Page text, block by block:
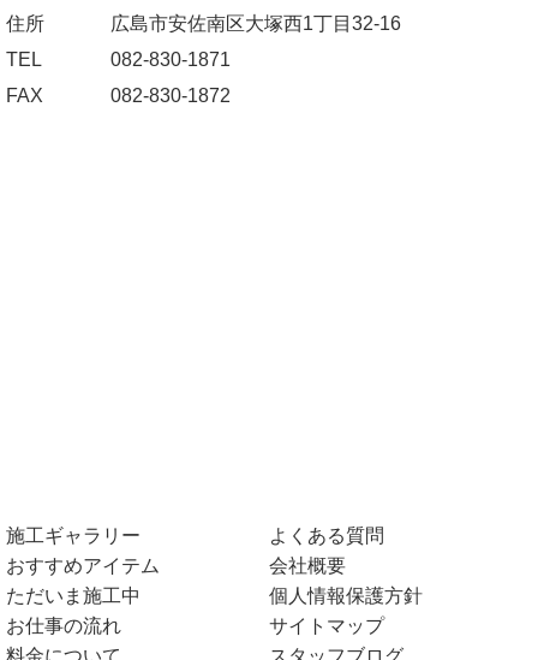
住所
広島市安佐南区大塚西1丁目32-16
TEL
082-830-1871
FAX
082-830-1872
施工ギャラリー
おすすめアイテム
ただいま施工中
お仕事の流れ
よくある質問
会社概要
個人情報保護方針
サイトマップ